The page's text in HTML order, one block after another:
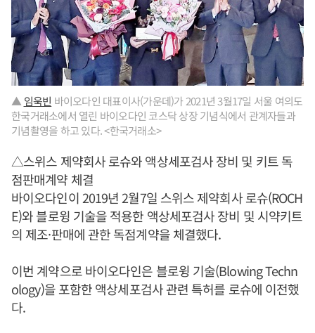
▲ 임욱빈 바이오다인 대표이사(가운데)가 2021년 3월17일 서울 여의도
한국거래소에서 열린 바이오다인 코스닥 상장 기념식에서 관계자들과
기념촬영을 하고 있다. <한국거래소>
△스위스 제약회사 로슈와 액상세포검사 장비 및 키트 독
점판매계약 체결
바이오다인이 2019년 2월7일 스위스 제약회사 로슈(ROCH
E)와 블로윙 기술을 적용한 액상세포검사 장비 및 시약키트
의 제조·판매에 관한 독점계약을 체결했다.
이번 계약으로 바이오다인은 블로윙 기술(Blowing Techn
ology)을 포함한 액상세포검사 관련 특허를 로슈에 이전했
다.